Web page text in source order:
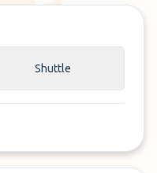
Shuttle